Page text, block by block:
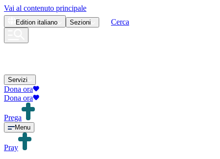
Vai al contenuto principale
Edition italiano Sezioni Cerca
Servizi
Dona ora
Dona ora
Prega
Menu
Pray